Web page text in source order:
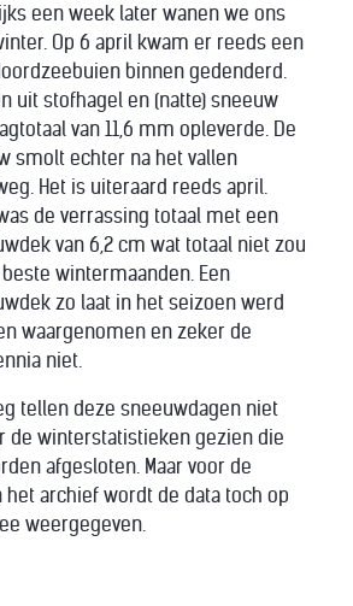
een week later wanen we ons
Op 6 april kwam er reeds een
binnen gedenderd.
uit stofhagel en (natte) sneeuw
van 11,6 mm opleverde. De
smolt echter na het vallen
Het is uiteraard reeds april.
de verrassing totaal met een
van 6,2 cm wat totaal niet zou
wintermaanden. Een
zo laat in het seizoen werd
waargenomen en zeker de
niet.
tellen deze sneeuwdagen niet
de winterstatistieken gezien die
afgesloten. Maar voor de
archief wordt de data toch op
weergegeven.